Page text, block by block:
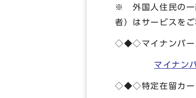
※ 外国人住民の一
者）はサービスを
◇◆◇マイナンバー
マイナン
◇◆◇特定在留カー